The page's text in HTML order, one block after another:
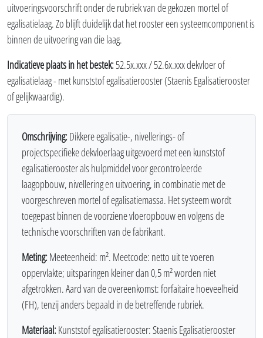
uitvoeringsvoorschrift onder de rubriek van de gekozen mortel of
egalisatielaag. Zo blijft duidelijk dat het rooster een systeemcomponent is
binnen de uitvoering van die laag.
Indicatieve plaats in het bestek:52.5x.xxx / 52.6x.xxx dekvloer of
egalisatielaag - met kunststof egalisatierooster (Staenis Egalisatierooster
of gelijkwaardig).
Omschrijving:Dikkere egalisatie-, nivellerings- of
projectspecifieke dekvloerlaag uitgevoerd met een kunststof
egalisatierooster als hulpmiddel voor gecontroleerde
laagopbouw, nivellering en uitvoering, in combinatie met de
voorgeschreven mortel of egalisatiemassa. Het systeem wordt
toegepast binnen de voorziene vloeropbouw en volgens de
technische voorschriften van de fabrikant.
Meting:Meeteenheid: m². Meetcode: netto uit te voeren
oppervlakte; uitsparingen kleiner dan 0,5 m² worden niet
afgetrokken. Aard van de overeenkomst: forfaitaire hoeveelheid
(FH), tenzij anders bepaald in de betreffende rubriek.
Materiaal:Kunststof egalisatierooster: Staenis Egalisatierooster